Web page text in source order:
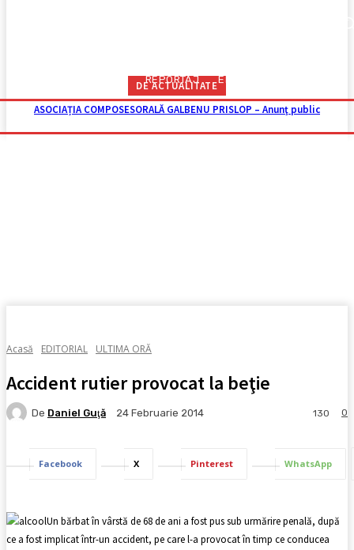
DE ACTUALITATE
ASOCIAȚIA COMPOSESORALĂ GALBENU PRISLOP – Anunţ public
REPORTAJ EDITORIAL
Acasă EDITORIAL ULTIMA ORĂ
Accident rutier provocat la beţie
De Daniel Guţă 24 Februarie 2014 0
130
Facebook X Pinterest WhatsApp
Un bărbat în vârstă de 68 de ani a fost pus sub urmărire penală, după
ce a fost implicat într-un accident, pe care l-a provocat în timp ce conducea